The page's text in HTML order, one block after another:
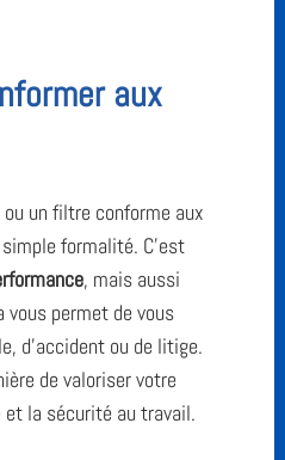
aux
un filtre conforme aux
formalité. C’est
, mais aussi
vous permet de vous
d’accident ou de litige.
de valoriser votre
et la sécurité au travail.